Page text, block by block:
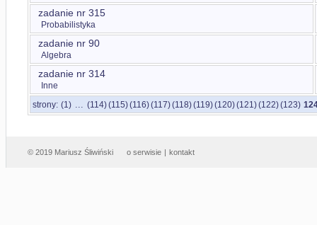
zadanie nr 315
Probabilistyka
zadanie nr 90
Algebra
zadanie nr 314
Inne
strony: (1) ... (114)(115)(116)(117)(118)(119)(120)(121)(122)(123)
© 2019 Mariusz Śliwiński o serwisie | kontakt